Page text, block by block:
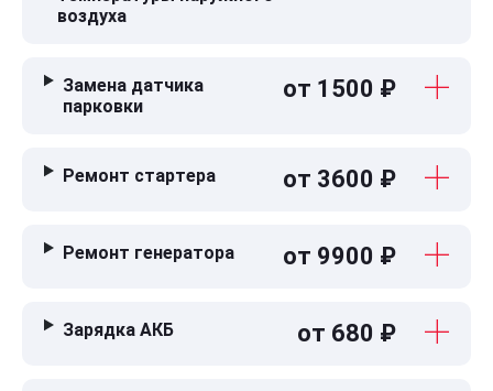
воздуха
Замена датчика
парковки
от 1500 ₽
Ремонт стартера от 3600 ₽
Ремонт генератора от 9900 ₽
Зарядка АКБ от 680 ₽